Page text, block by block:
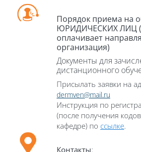
Порядок приема на
ЮРИДИЧЕСКИХ ЛИЦ
оплачивает
организация)
Документы для
дистанционного
Присылать заявки на
dermven@mail.ru
Инструкция по
(после получения
кафедре) по ссылке.
Контакты: